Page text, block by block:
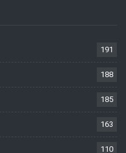
191
188
185
163
110